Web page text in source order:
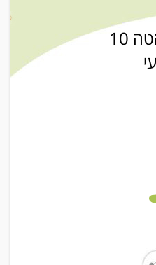
שמן אקליפטוס רדיאטה 10